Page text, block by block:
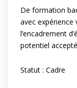
De formation
avec expérience
l’encadrement
potentiel accepté
Statut : Cadre